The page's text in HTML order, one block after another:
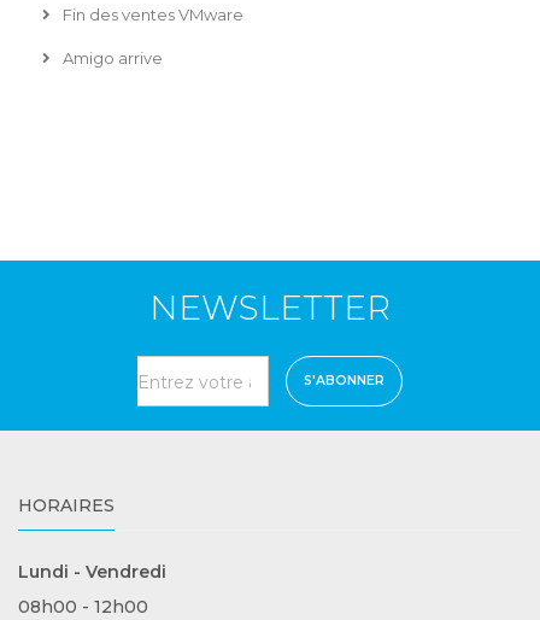
Fin des ventes VMware
Amigo arrive
NEWSLETTER
S'ABONNER
HORAIRES
Lundi - Vendredi
08h00 - 12h00